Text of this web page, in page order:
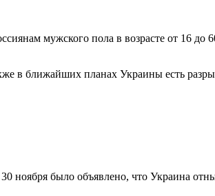
мужского пола в возрасте от 16 до
в ближайших планах Украины есть
было объявлено, что Украина